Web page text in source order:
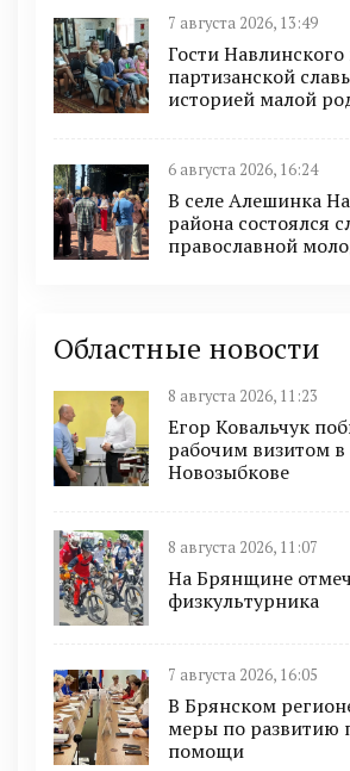
7 августа 2026, 13:49
Гости Навлинского
партизанской
историей малой
6 августа 2026, 16:24
В селе Алешинка
района состоялся
православной
Областные новости
8 августа 2026, 11:23
Егор Ковальчук
рабочим визитом
Новозыбкове
8 августа 2026, 11:07
На Брянщине
физкультурника
7 августа 2026, 16:05
В Брянском
меры по развитию
помощи